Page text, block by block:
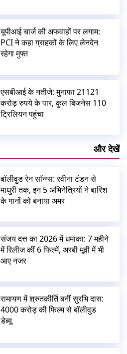
यूपीआई चार्ज की अफवाहों पर लगाम:
PCI ने कहा ग्राहकों के लिए लेनदेन
रहेगा मुफ्त
एसबीआई के नतीजे: मुनाफा 21121
करोड़ रुपये के पार, कुल बिजनेस 110
ट्रिलियन पहुंचा
और देखें
बॉलीवुड रेन सॉन्ग्स: रवीना टंडन से
माधुरी तक, इन 5 अभिनेत्रियों ने बारिश
के गानों को बनाया अमर
संजय दत्त का 2026 में धमाका: 7 महीने
में रिलीज कीं 6 फिल्में, अरबी मूवी में भी
आए नजर
रामायण में श्रुतकीर्ति बनीं सुरभि दास:
4000 करोड़ की फिल्म से बॉलीवुड
डेब्यू